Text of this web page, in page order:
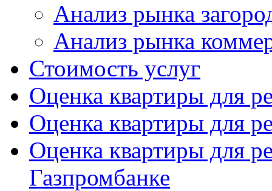
Анализ рынка
Анализ рынка
Стоимость услуг
Оценка квартиры для
Оценка квартиры для
Оценка квартиры для
Газпромбанке